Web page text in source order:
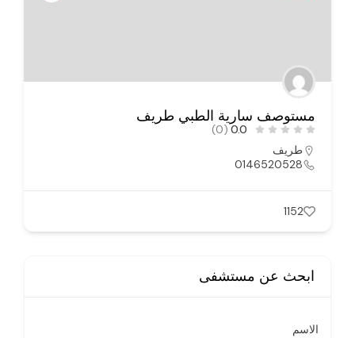
مستوصف سارية الطبي طريف
0.0
(0)
طريف
0146520528
1152
ابحث عن مستشفى
الاسم